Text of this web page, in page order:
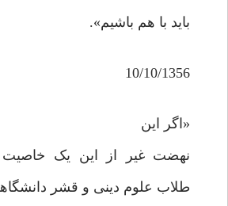
باید با هم باشیم».
10/10/1356
«اگر این
نهضت غیر از این یک
طلاب علوم دینی و قشر